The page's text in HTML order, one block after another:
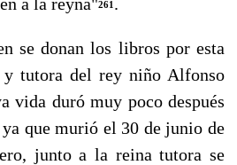
261
donan los libros por esta
y tutora del rey ni­ño Alfonso
vida duró muy poco después
que murió el 30 de junio de
junto a la reina tutora se